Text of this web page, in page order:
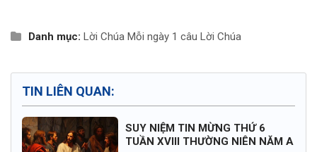
Danh mục: Lời Chúa Mỗi ngày 1 câu Lời Chúa
TIN LIÊN QUAN:
SUY NIỆM TIN MỪNG THỨ 6
TUẦN XVIII THƯỜNG NIÊN NĂM A